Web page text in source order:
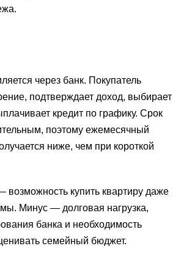
через банк. Покупатель
подтверждает доход, выбирает
кредит по графику. Срок
поэтому ежемесячный
ниже, чем при короткой
возможность купить квартиру даже
Минус — долговая нагрузка,
банка и необходимость
семейный бюджет.